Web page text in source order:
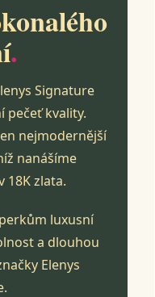
.
Signature
pečeť kvality.
nejmodernější
nanášíme
18K zlata.
luxusní
a dlouhou
Elenys